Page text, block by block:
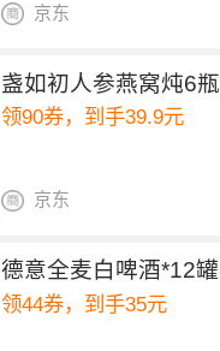
京东
盏如初人参燕窝炖6瓶
领90券，到手39.9元
京东
德意全麦白啤酒*12罐
领44券，到手35元